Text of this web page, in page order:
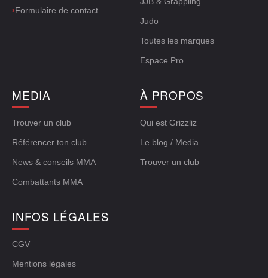
›Formulaire de contact
Judo
Toutes les marques
Espace Pro
MEDIA
Trouver un club
Référencer ton club
News & conseils MMA
Combattants MMA
À PROPOS
Qui est Grizzliz
Le blog / Media
Trouver un club
INFOS LÉGALES
CGV
Mentions légales